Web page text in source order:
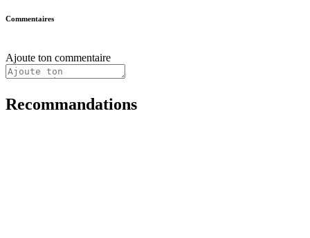
Commentaires
Ajoute ton commentaire
Recommandations